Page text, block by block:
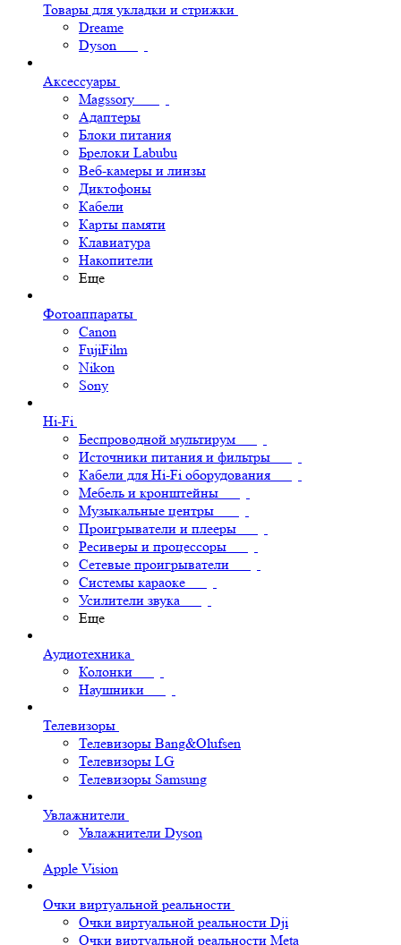
Товары для укладки и стрижки
Dreame
Dyson
Аксессуары
Magssory
Адаптеры
Блоки питания
Брелоки Labubu
Веб-камеры и линзы
Диктофоны
Кабели
Карты памяти
Клавиатура
Накопители
Еще
Фотоаппараты
Canon
FujiFilm
Nikon
Sony
Hi-Fi
Беспроводной мультирум
Источники питания и фильтры
Кабели для Hi-Fi оборудования
Мебель и кронштейны
Музыкальные центры
Проигрыватели и плееры
Ресиверы и процессоры
Сетевые проигрыватели
Системы караоке
Усилители звука
Еще
Аудиотехника
Колонки
Наушники
Телевизоры
Телевизоры Bang&Olufsen
Телевизоры LG
Телевизоры Samsung
Увлажнители
Увлажнители Dyson
Apple Vision
Очки виртуальной реальности
Очки виртуальной реальности Dji
Очки виртуальной реальности Meta